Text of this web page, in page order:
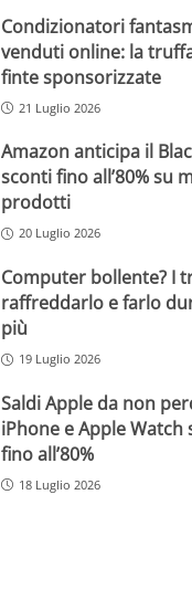
Condizionatori
venduti online: la
finte sponsorizzate
21 Luglio 2026
Amazon anticipa il
sconti fino all’80% su
prodotti
20 Luglio 2026
Computer bollente? I
raffreddarlo e farlo
più
19 Luglio 2026
Saldi Apple da non
iPhone e Apple Watch
fino all’80%
18 Luglio 2026